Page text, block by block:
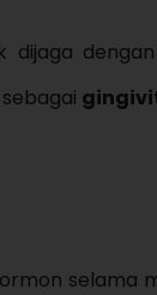
dijaga
selama